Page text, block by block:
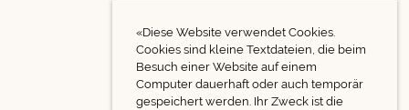
«Diese Website verwendet Cookies.
Cookies sind kleine Textdateien, die beim
Besuch einer Website auf einem
Computer dauerhaft oder auch temporär
gespeichert werden. Ihr Zweck ist die